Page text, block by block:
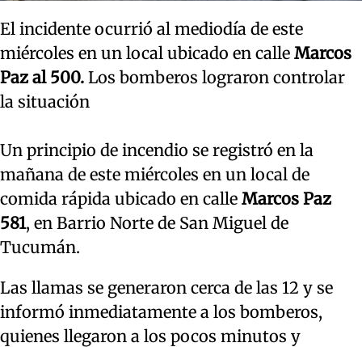
El incidente ocurrió al mediodía de este
miércoles en un local ubicado en calle Marcos
Paz al 500. Los bomberos lograron controlar
la situación
Un principio de incendio se registró en la
mañana de este miércoles en un local de
comida rápida ubicado en calle Marcos Paz
581, en Barrio Norte de San Miguel de
Tucumán.
Las llamas se generaron cerca de las 12 y se
informó inmediatamente a los bomberos,
quienes llegaron a los pocos minutos y